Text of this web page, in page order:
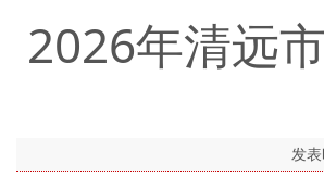
2026年清远
发表